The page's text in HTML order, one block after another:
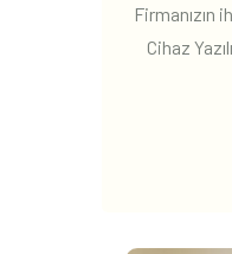
Firmanızın
Cihaz